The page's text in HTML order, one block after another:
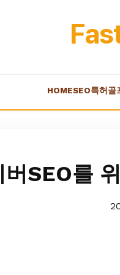
HOMESEO특허 골
버SEO를